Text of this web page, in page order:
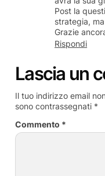
Post la
strategia,
Grazie
Rispondi
Lascia un
Il tuo indirizzo email
sono contrassegnati *
Commento *